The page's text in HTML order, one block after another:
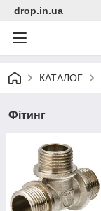
drop.in.ua
КАТАЛОГ
Фітинг